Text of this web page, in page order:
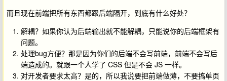
而且现在前端把所有东西都跟后端隔开，到底有什么好处？
解耦？如果你认为后端输出就不能解耦，只能说你的后端框架有
问题。
处理bug方便？那是因为你们的后端不会写前端，前端不会写后
端造成的。就跟一个人学了 CSS 但是不会 JS 一样。
对开发者要求太高？是的，所以我说要把前端做薄，不要搞单页